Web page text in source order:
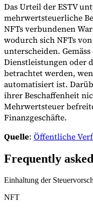
Das Urteil der ESTV
mehrwertsteuerliche
NFTs verbundenen
wodurch sich NFTs
unterscheiden.
Dienstleistungen oder
betrachtet werden,
automatisiert ist.
ihrer Beschaffenheit
Mehrwertsteuer
Finanzgeschäfte.
Quelle: Öffentliche
Frequently
Einhaltung der
NFT